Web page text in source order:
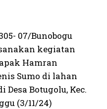
07/Bunobogu
kegiatan
Hamran
Sumo di lahan
Desa Botugolu, Kec.
(3/11/24)